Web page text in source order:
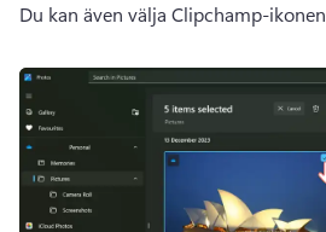
Du kan även välja Clipchamp-